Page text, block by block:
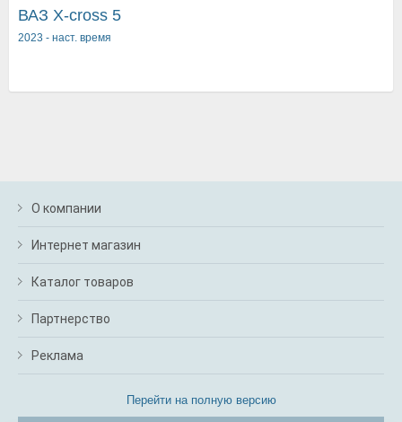
ВАЗ X-cross 5
2023 - наст. время
О компании
Интернет магазин
Каталог товаров
Партнерство
Реклама
Перейти на полную версию